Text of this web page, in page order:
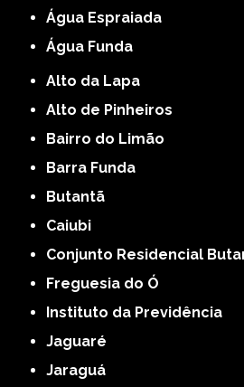
Água Espraiada
Água Funda
Alto da Lapa
Alto de Pinheiros
Bairro do Limão
Barra Funda
Butantã
Caiubi
Conjunto Residencial
Freguesia do Ó
Instituto da Previdência
Jaguaré
Jaraguá